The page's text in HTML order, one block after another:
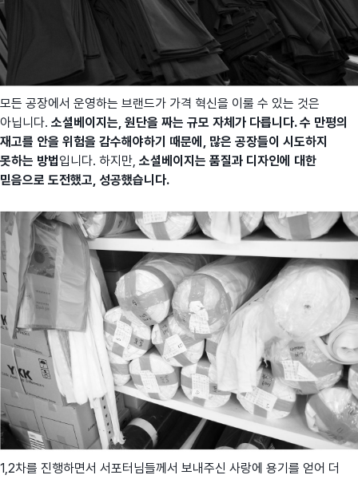
모든 공장에서 운영하는 브랜드가 가격 혁신을 이룰 수 있는 것은
아닙니다. 소셜베이지는, 원단을 짜는 규모 자체가 다릅니다. 수 만평의
재고를 안을 위험을 감수해야하기 때문에, 많은 공장들이 시도하지
못하는 방법입니다. 하지만, 소셜베이지는 품질과 디자인에 대한
믿음으로 도전했고, 성공했습니다.
1,2차를 진행하면서 서포터님들께서 보내주신 사랑에 용기를 얻어 더